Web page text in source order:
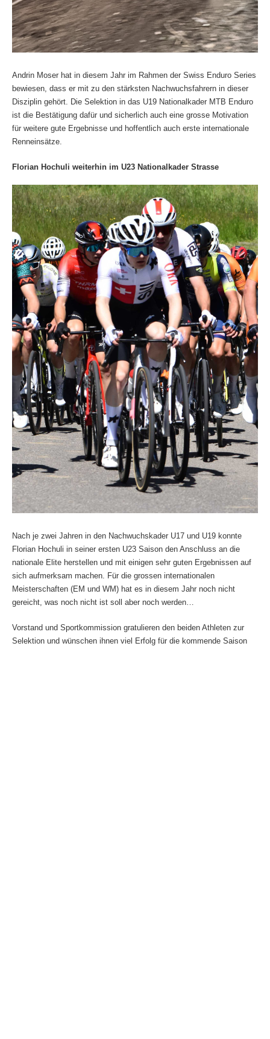
Andrin Moser hat in diesem Jahr im Rahmen der Swiss Enduro Series
bewiesen, dass er mit zu den stärksten Nachwuchsfahrern in dieser
Disziplin gehört. Die Selektion in das U19 Nationalkader MTB Enduro
ist die Bestätigung dafür und sicherlich auch eine grosse Motivation
für weitere gute Ergebnisse und hoffentlich auch erste internationale
Renneinsätze.
Florian Hochuli weiterhin im U23 Nationalkader Strasse
Nach je zwei Jahren in den Nachwuchskader U17 und U19 konnte
Florian Hochuli in seiner ersten U23 Saison den Anschluss an die
nationale Elite herstellen und mit einigen sehr guten Ergebnissen auf
sich aufmerksam machen. Für die grossen internationalen
Meisterschaften (EM und WM) hat es in diesem Jahr noch nicht
gereicht, was noch nicht ist soll aber noch werden…
Vorstand und Sportkommission gratulieren den beiden Athleten zur
Selektion und wünschen ihnen viel Erfolg für die kommende Saison